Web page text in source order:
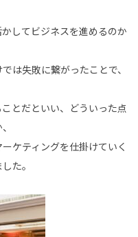
してビジネスを進めるのか
は失敗に繋がったことで、
とだといい、どういった点
ケティングを仕掛けていく
た。